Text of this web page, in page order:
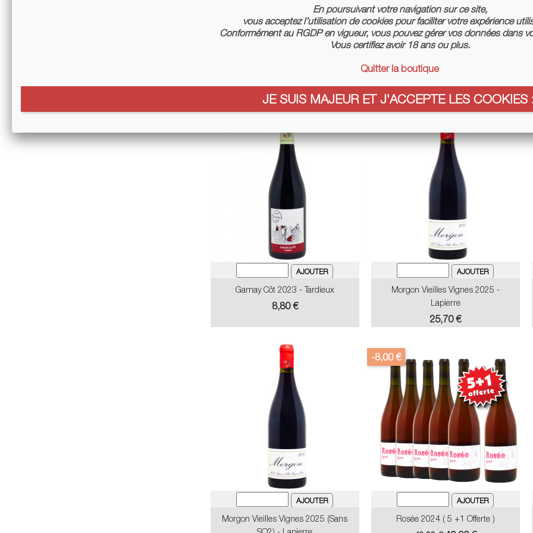
Anna
Prix
Gamay Côt 2023 - Tardieux
Prix
8,80 €
Morgon Vieilles Vignes 2025 -
Lapierre
Prix
25,70 €
Morgon Vieilles Vignes 2025 (sans
Rosée 2024 ( 5 +1 Offerte )
-8,00 €
En poursuivant votre navigation sur ce site,
vous acceptez l’utilisation de cookies pour faciliter votre expérience
Conformément au RGDP en vigueur, vous pouvez gérer vos données dans
Vous certifiez avoir 18 ans ou plus.
Quitter la boutique
JE SUIS MAJEUR ET J'ACCEPTE LES COOKIES